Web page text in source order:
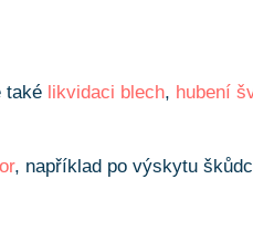
také likvidaci blech, hubení
, například po výskytu